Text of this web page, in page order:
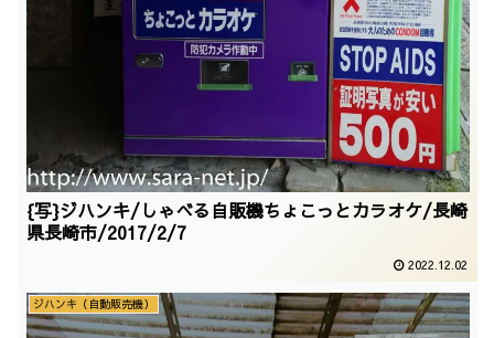
{写}ジハンキ/しゃべる自販機ちょこっとカラオケ/長崎
県長崎市/2017/2/7
2022.12.02
ジハンキ（自動販売機）